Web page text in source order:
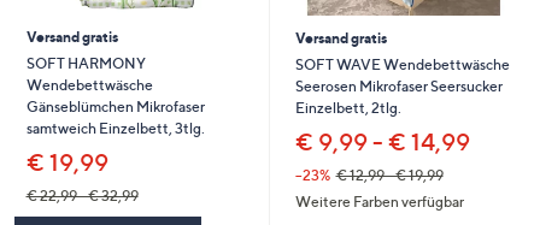
Versand gratis
SOFT HARMONY
Wendebettwäsche
Gänseblümchen Mikrofaser
samtweich Einzelbett, 3tlg.
€ 19,99
€ 22,99 - € 32,99
Versand gratis
SOFT WAVE Wendebettwäsche
Seerosen Mikrofaser Seersucker
Einzelbett, 2tlg.
€ 9,99 - € 14,99
--23% € 12,99 - € 19,99
Weitere Farben verfügbar